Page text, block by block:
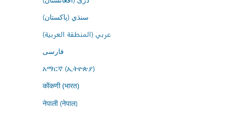
سنڌي (پاکستان)
عربي (المنطقة العربية)
فارسى
አማርኛ (ኢትዮጵያ)
कोंकणी (भारत)
नेपाली (नेपाल)